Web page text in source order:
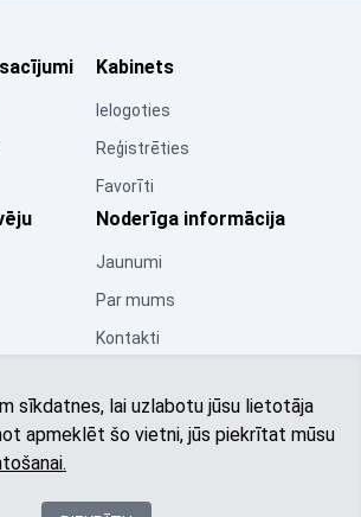
Kabinets
Ielogoties
Reģistrēties
Favorīti
Noderīga informācija
Jaunumi
Par mums
Kontakti
sīkdatnes, lai uzlabotu jūsu lietotāja
apmeklēt šo vietni, jūs piekrītat mūsu